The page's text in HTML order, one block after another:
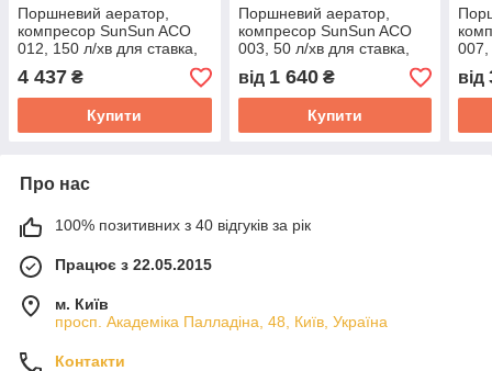
Поршневий аератор,
компресор SunSun ACO
012, 150 л/хв для ставка,
водоспад, ПЗВ
4 437 ₴
Купити
Поршневий аератор,
компресор SunSun ACO
003, 50 л/хв для ставка,
водоспади, УЗВ
від 1 640₴
Купити
007,
від
Про нас
100% позитивних з 40 відгуків за рік
Працює з 22.05.2015
м. Київ
просп. Академіка Палладіна, 48, Київ, Україна
Контакти